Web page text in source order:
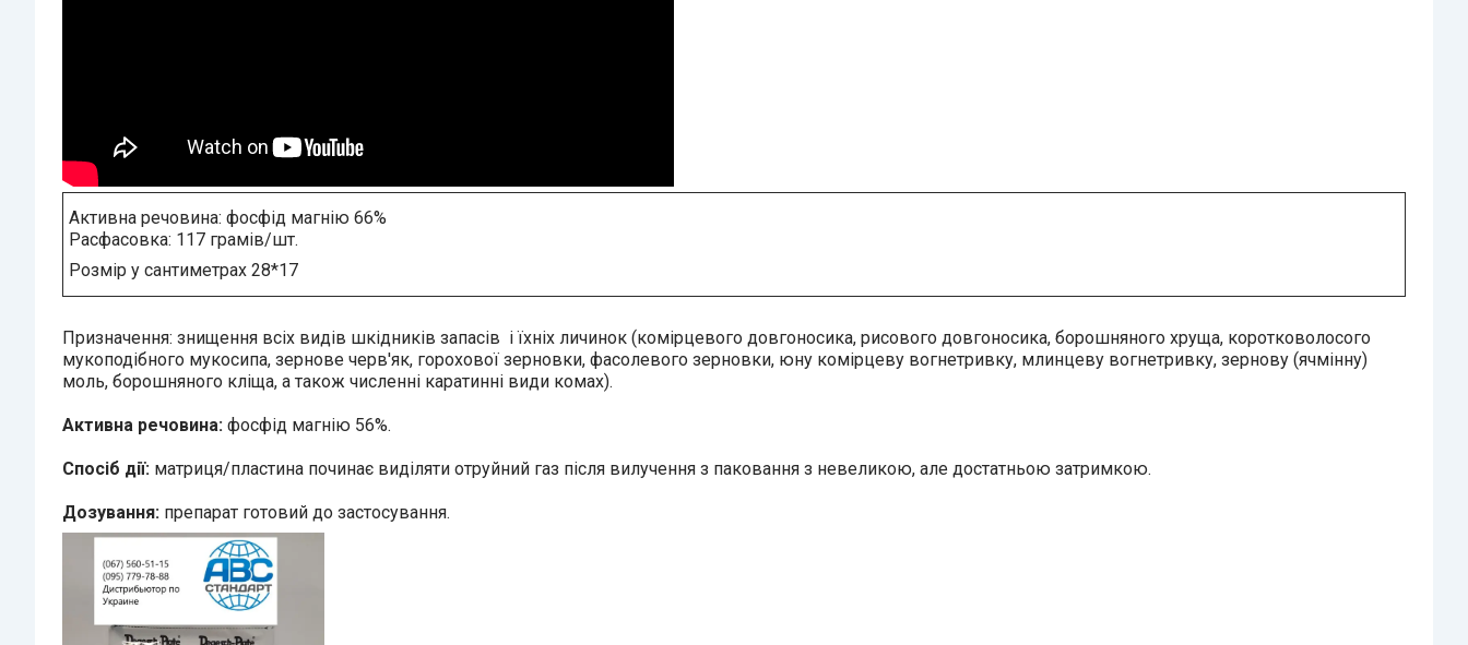
Активна речовина: фосфід магнію 66%
Расфасовка: 117 грамів/шт.
Розмір у сантиметрах 28*17
Призначення: знищення всіх видів шкідників запасів і їхніх личинок (комірцевого довгоносика, рисового довгоносика, борошняного хруща, коротковолосого
мукоподібного мукосипа, зернове черв'як, горохової зерновки, фасолевого зерновки, юну комірцеву вогнетривку, млинцеву вогнетривку, зернову (ячмінну)
моль, борошняного кліща, а також численні каратинні види комах).
Активна речовина: фосфід магнію 56%.
Спосіб дії: матриця/пластина починає виділяти отруйний газ після вилучення з паковання з невеликою, але достатньою затримкою.
Дозування: препарат готовий до застосування.